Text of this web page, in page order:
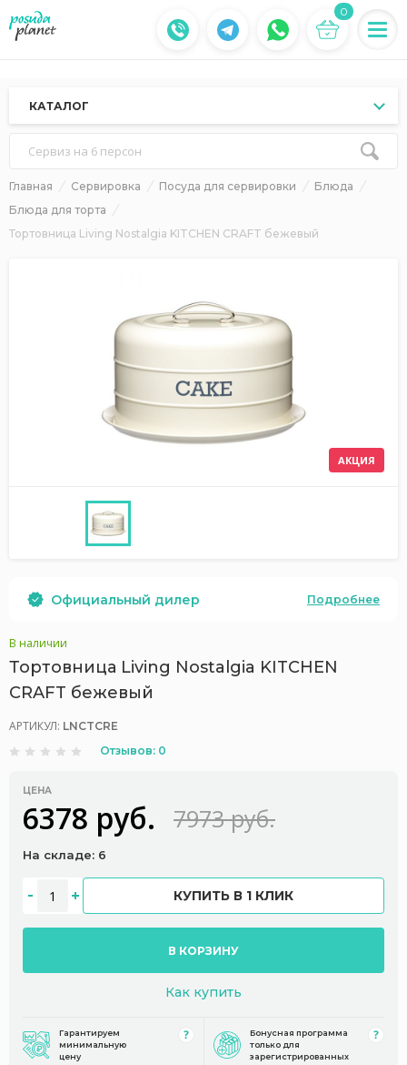
0
КАТАЛОГ
Сервиз на 6 персон
Главная Сервировка Посуда для сервировки
Блюда
Блюда для торта
Тортовница Living Nostalgia KITCHEN CRAFT бежевый
АКЦИЯ
Официальный дилер Подробнее
В наличии
Тортовница Living Nostalgia KITCHEN
CRAFT бежевый
АРТИКУЛ: LNCTCRE
Отзывов: 0
ЦЕНА
6378 руб. 7973 руб.
На складе: 6
КУПИТЬ В 1 КЛИК
В КОРЗИНУ
Как купить
Гарантируем
минимальную
цену
Бонусная программа
только для
зарегистрированных